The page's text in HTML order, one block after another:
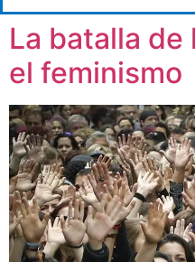
La batalla de
el feminismo